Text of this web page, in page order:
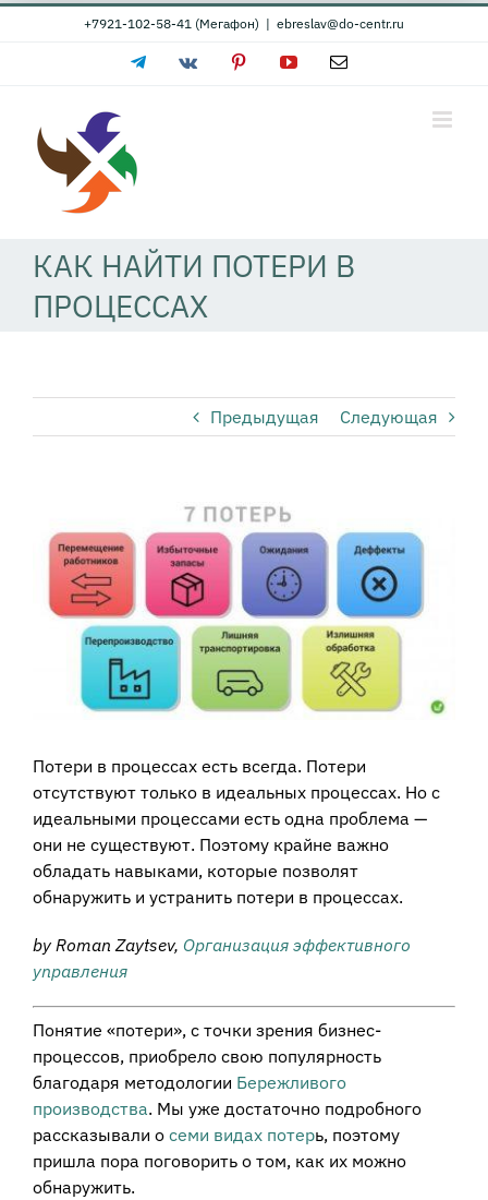
Skip
+7921-102-58-41 (Мегафон) | ebreslav@do-centr.ru
TelegramVk PinterestYouTubeEmail
КАК НАЙТИ ПОТЕРИ В
ПРОЦЕССАХ
Предыдущая Следующая
Larger
Image
Потери в процессах есть всегда. Потери
отсутствуют только в идеальных процессах. Но с
идеальными процессами есть одна проблема —
они не существуют. Поэтому крайне важно
обладать навыками, которые позволят
обнаружить и устранить потери в процессах.
by Roman Zaytsev, Организация эффективного
управления
Понятие «потери», с точки зрения бизнес-
процессов, приобрело свою популярность
благодаря методологии Бережливого
производства. Мы уже достаточно подробного
рассказывали о семи видах потерь, поэтому
пришла пора поговорить о том, как их можно
обнаружить.